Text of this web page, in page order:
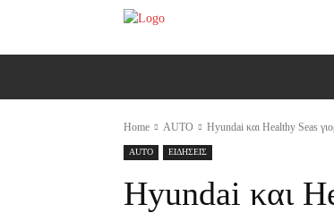
Home AUTO Hyundai και Healthy Seas
AUTO ΕΙΔΗΣΕΙΣ
Hyundai και